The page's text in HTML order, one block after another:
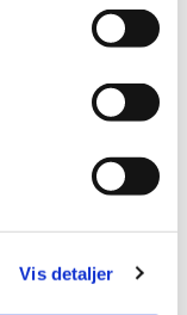
Vis detaljer